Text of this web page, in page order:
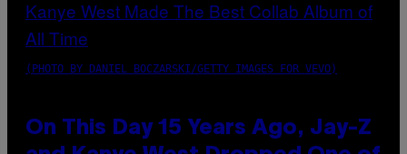
(PHOTO BY DANIEL BOCZARSKI/GETTY IMAGES FOR VEVO)
On This Day 15 Years Ago, Jay-Z